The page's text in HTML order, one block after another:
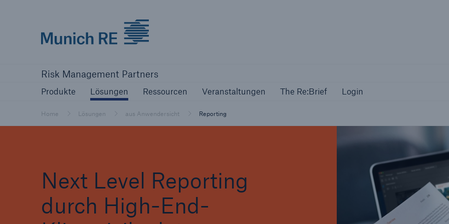
Risk Management Partners
Produkte Lösungen Ressourcen Veranstaltungen The Re:Brief Login
Home Lösungen aus Anwendersicht Reporting
Next Level Reporting
durch High-End-